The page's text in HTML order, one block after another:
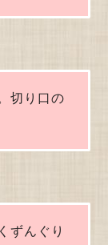
切り口の
ずんぐり